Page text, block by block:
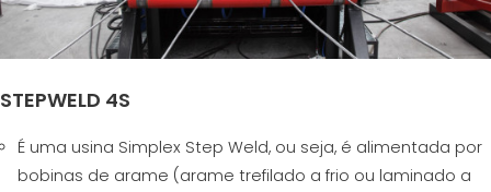
STEPWELD 4S
É uma usina Simplex Step Weld, ou seja, é alimentada por
bobinas de arame (arame trefilado a frio ou laminado a